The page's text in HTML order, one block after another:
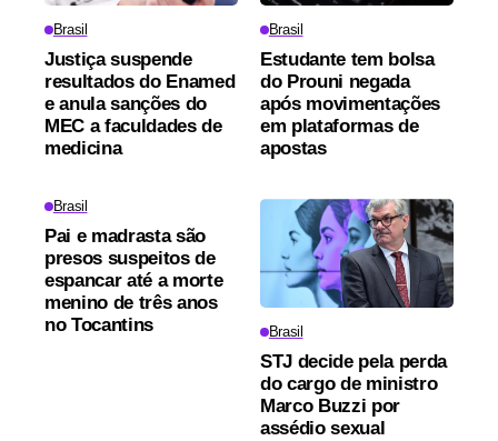
Brasil
Justiça suspende
resultados do Enamed
e anula sanções do
MEC a faculdades de
medicina
Brasil
Estudante tem bolsa
do Prouni negada
após movimentações
em plataformas de
apostas
Brasil
Pai e madrasta são
presos suspeitos de
espancar até a morte
menino de três anos
no Tocantins
Brasil
STJ decide pela perda
do cargo de ministro
Marco Buzzi por
assédio sexual